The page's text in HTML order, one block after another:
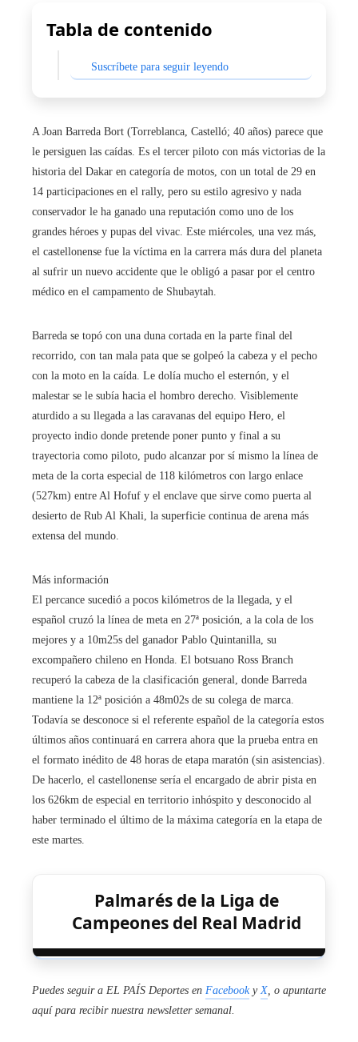
Tabla de contenido
Suscríbete para seguir leyendo
A Joan Barreda Bort (Torreblanca, Castelló; 40 años) parece que
le persiguen las caídas. Es el tercer piloto con más victorias de la
historia del Dakar en categoría de motos, con un total de 29 en
14 participaciones en el rally, pero su estilo agresivo y nada
conservador le ha ganado una reputación como uno de los
grandes héroes y pupas del vivac. Este miércoles, una vez más,
el castellonense fue la víctima en la carrera más dura del planeta
al sufrir un nuevo accidente que le obligó a pasar por el centro
médico en el campamento de Shubaytah.
Barreda se topó con una duna cortada en la parte final del
recorrido, con tan mala pata que se golpeó la cabeza y el pecho
con la moto en la caída. Le dolía mucho el esternón, y el
malestar se le subía hacia el hombro derecho. Visiblemente
aturdido a su llegada a las caravanas del equipo Hero, el
proyecto indio donde pretende poner punto y final a su
trayectoria como piloto, pudo alcanzar por sí mismo la línea de
meta de la corta especial de 118 kilómetros con largo enlace
(527km) entre Al Hofuf y el enclave que sirve como puerta al
desierto de Rub Al Khali, la superficie continua de arena más
extensa del mundo.
Más información
El percance sucedió a pocos kilómetros de la llegada, y el
español cruzó la línea de meta en 27ª posición, a la cola de los
mejores y a 10m25s del ganador Pablo Quintanilla, su
excompañero chileno en Honda. El botsuano Ross Branch
recuperó la cabeza de la clasificación general, donde Barreda
mantiene la 12ª posición a 48m02s de su colega de marca.
Todavía se desconoce si el referente español de la categoría estos
últimos años continuará en carrera ahora que la prueba entra en
el formato inédito de 48 horas de etapa maratón (sin asistencias).
De hacerlo, el castellonense sería el encargado de abrir pista en
los 626km de especial en territorio inhóspito y desconocido al
haber terminado el último de la máxima categoría en la etapa de
este martes.
Palmarés de la Liga de
Campeones del Real Madrid
Puedes seguir a EL PAÍS Deportes en FacebookyX, o apuntarte
aquí para recibir nuestra newsletter semanal.